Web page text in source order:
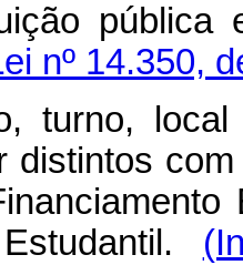
pública
nº 14.350,
turno,
distintos